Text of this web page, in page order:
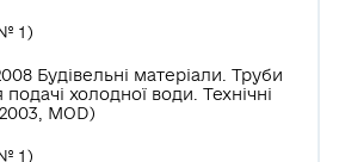
1)
Будівельні матеріали. Труби
холодної води. Технічні
MOD)
1)